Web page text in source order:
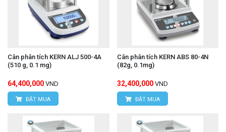
Cân phân tích KERN ALJ 500-4A
(510 g, 0.1 mg)
64,400,000 VND
ĐẶT MUA
Cân phân tích KERN ABS 80-4N
(82g, 0.1mg)
32,400,000 VND
ĐẶT MUA